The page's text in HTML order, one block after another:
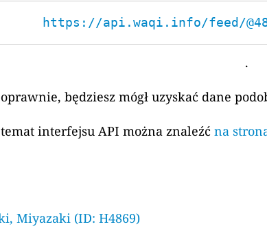
https://api.waqi.info/feed/@4869/
.
będziesz mógł uzyskać dane
interfejsu API można znaleźć na
Miyazaki (ID: H4869)